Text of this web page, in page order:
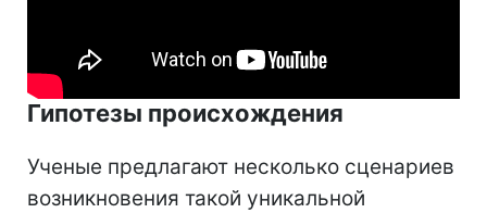
Гипотезы происхождения
Ученые предлагают несколько сценариев
возникновения такой уникальной